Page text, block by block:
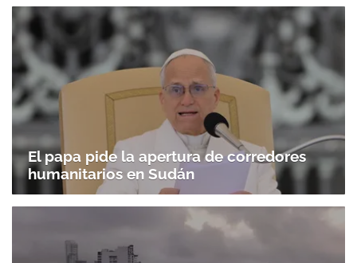
El papa pide la apertura de corredores
humanitarios en Sudán